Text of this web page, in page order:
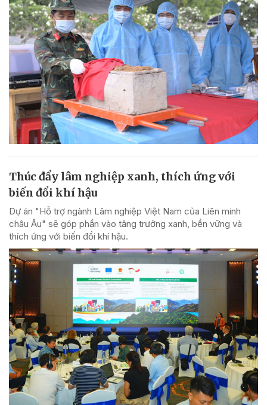
Thúc đẩy lâm nghiệp xanh, thích ứng với
biến đổi khí hậu
Dự án "Hỗ trợ ngành Lâm nghiệp Việt Nam của Liên minh
châu Âu" sẽ góp phần vào tăng trưởng xanh, bền vững và
thích ứng với biến đổi khí hậu.